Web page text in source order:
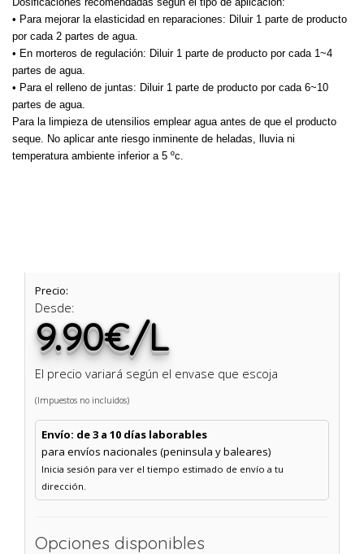
• Para mejorar la elasticidad en reparaciones: Diluir 1 parte de producto
por cada 2 partes de agua.
• En morteros de regulación: Diluir 1 parte de producto por cada 1~4
partes de agua.
• Para el relleno de juntas: Diluir 1 parte de producto por cada 6~10
partes de agua.
Para la limpieza de utensilios emplear agua antes de que el producto
seque. No aplicar ante riesgo inminente de heladas, lluvia ni
temperatura ambiente inferior a 5 ºc.
Precio:
Desde:
9.90€/L
El precio variará según el envase que escoja
(Impuestos no incluidos)
Envío: de 3 a 10 días laborables
para envíos nacionales (peninsula y baleares)
Inicia sesión para ver el tiempo estimado de envío a tu
dirección.
Opciones disponibles